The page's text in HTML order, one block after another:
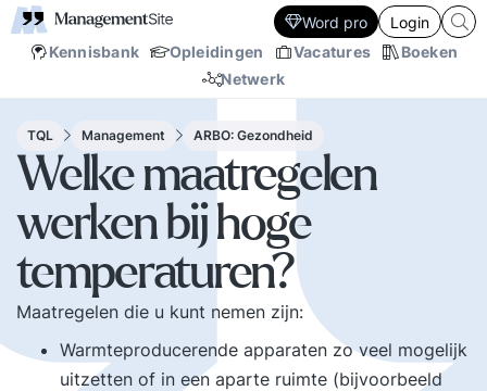
Kennisbank Opleidingen Vacatures
Boeken
Netwerk
Word pro Login
TQL Management ARBO: Gezondheid
Welke maatregelen
werken bij hoge
temperaturen?
Maatregelen die u kunt nemen zijn:
Warmteproducerende apparaten zo veel mogelijk
uitzetten of in een aparte ruimte (bijvoorbeeld